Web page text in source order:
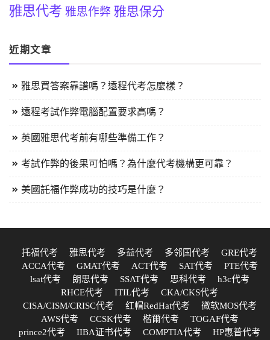
雅思代考 雅思作弊 雅思保分
近期文章
雅思買答案靠譜嗎？遠程代考怎麼樣？
遠程考試作弊電腦配置要求高嗎？
英國雅思代考前有哪些準備工作？
考試作弊的後果可怕嗎？為什麼代考機構更可靠？
美國託福作弊成功的技巧是什麼？
托福代考 雅思代考 多益代考 多邻国代考
GRE代考
ACCA代考
GMAT代考 ACT代考 SAT代考
PTE代考
lsat代考
朗思代考 SSAT代考 思科代考
h3c代考
RHCE代考
ITIL代考
CKA/CKS代考
CISA/CISM/CRISC代考
红帽RedHat代考
微软MOS代考
AWS代考
CCSK代考 楷爾代考
TOGAF代考
prince2代考
IIBA证书代考 COMPTIA代考
HP惠普代考